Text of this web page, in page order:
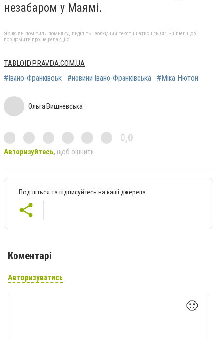
незабаром у Маямі.
Якщо ви помітили помилку, виділіть необхідний текст і натисніть Ctrl + Enter, щоб
повідомити про це редакцію
TABLOID.PRAVDA.COM.UA
#Івано-Франківськ
#новини Івано-Франківська #Міка Нютон
Ольга Вишневська
0,0
Авторизуйтесь, щоб оцінити
Поділіться та підписуйтесь на наші джерела
Коментарі
Авторизуватись
🙂